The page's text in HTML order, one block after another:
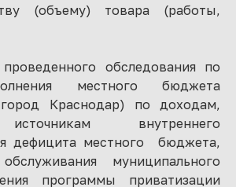
(объему) товара (работы,
обследования по
местного бюджета
Краснодар) по доходам,
внутреннего
дефицита местного бюджета,
муниципального
программы приватизации